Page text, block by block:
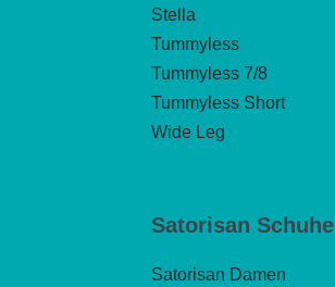
Stella
Tummyless
Tummyless 7/8
Tummyless Short
Wide Leg
Satorisan Schuhe
Satorisan Damen